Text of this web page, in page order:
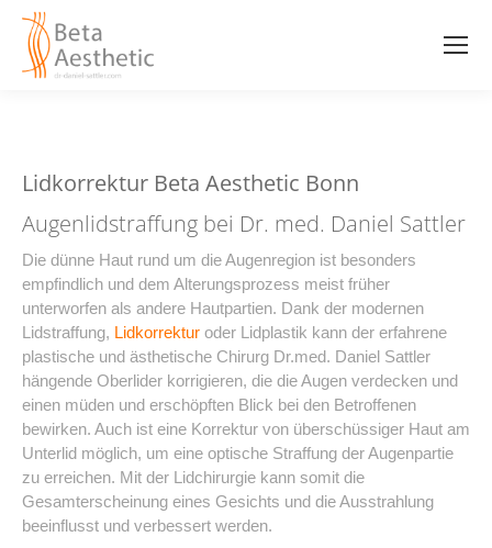
Lidkorrektur Beta Aesthetic Bonn
Augenlidstraffung bei Dr. med. Daniel Sattler
Die dünne Haut rund um die Augenregion ist besonders
empfindlich und dem Alterungsprozess meist früher
unterworfen als andere Hautpartien. Dank der modernen
Lidstraffung, Lidkorrektur oder Lidplastik kann der erfahrene
plastische und ästhetische Chirurg Dr.med. Daniel Sattler
hängende Oberlider korrigieren, die die Augen verdecken und
einen müden und erschöpften Blick bei den Betroffenen
bewirken. Auch ist eine Korrektur von überschüssiger Haut am
Unterlid möglich, um eine optische Straffung der Augenpartie
zu erreichen. Mit der Lidchirurgie kann somit die
Gesamterscheinung eines Gesichts und die Ausstrahlung
beeinflusst und verbessert werden.